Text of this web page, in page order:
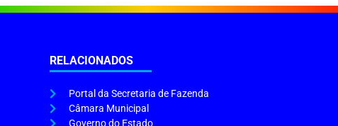
RELACIONADOS
Portal da Secretaria de Fazenda
Câmara Municipal
Governo do Estado